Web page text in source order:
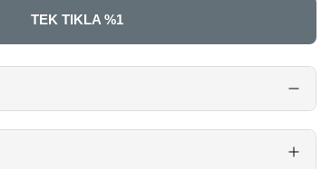
TEK TIKLA %100 GÜVENL